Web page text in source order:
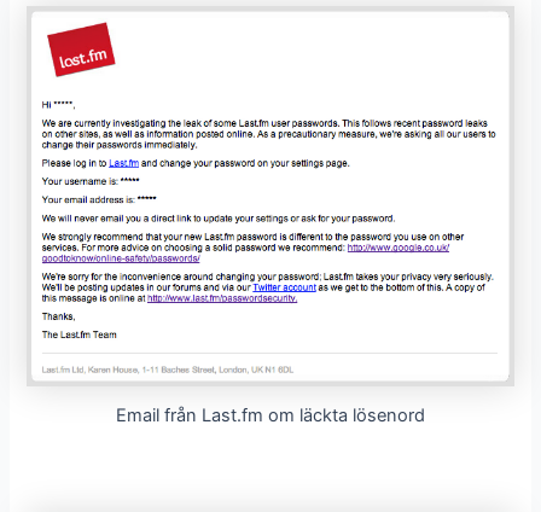
Email från Last.fm om läckta lösenord